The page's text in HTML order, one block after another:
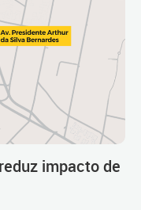
impacto de